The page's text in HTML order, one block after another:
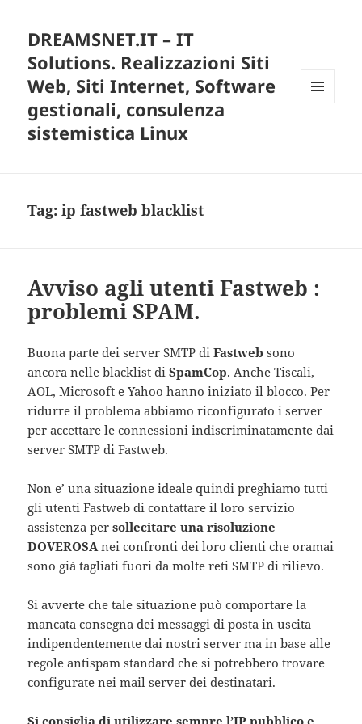
DREAMSNET.IT – IT
Solutions. Realizzazioni Siti
Web, Siti Internet, Software
gestionali, consulenza
sistemistica Linux
Tag:ip fastweb blacklist
Avviso agli utenti Fastweb :
problemi SPAM.
Buona parte dei server SMTP diFastweb sono
ancora nelle blacklist diSpamCop. Anche Tiscali,
AOL, Microsoft e Yahoo hanno iniziato il blocco. Per
ridurre il problema abbiamo riconfigurato i server
per accettare le connessioni indiscriminatamente dai
server SMTP di Fastweb.
Non e’ una situazione ideale quindi preghiamo tutti
gli utenti Fastweb di contattare il loro servizio
assistenza persollecitare una risoluzione
DOVEROSAnei confronti dei loro clienti che oramai
sono già tagliati fuori da molte reti SMTP di rilievo.
Si avverte che tale situazione può comportare la
mancata consegna dei messaggi di posta in uscita
indipendentemente dai nostri server ma in base alle
regole antispam standard che si potrebbero trovare
configurate nei mail server dei destinatari.